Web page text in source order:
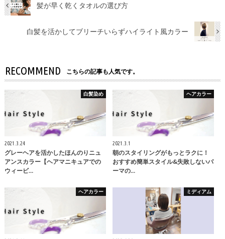
髪が早く乾くタオルの選び方
白髪を活かしてブリーチいらずハイライト風カラー
RECOMMEND こちらの記事も人気です。
白髪染め
2021.3.24
グレーヘアを活かしたほんのりニュ
アンスカラー【ヘアマニキュアでの
ウィービ…
ヘアカラー
2021.3.1
朝のスタイリングがもっとラクに！
おすすめ簡単スタイル&失敗しないパ
ーマの…
ヘアカラー ミディアム